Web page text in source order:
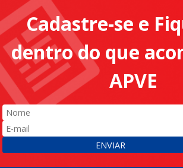
Cadastre-se e
dentro do que
APVE
ENVIAR